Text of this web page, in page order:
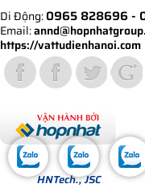
Di Động:0965 828696 -
Email:
https://vattudienhanoi.com
Bản quyền thuộc về Hợp
© 2013HNTech., JSC All